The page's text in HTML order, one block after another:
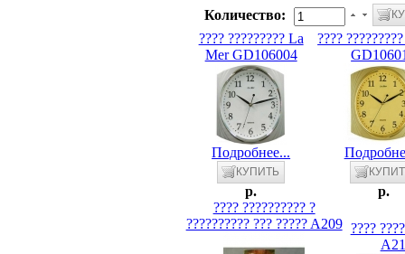
Количество:
???? ????????? La
Mer GD106004
Подробнее...
p.
????
p.
???? ?????????? ?
?????????? ??? ????? A209 ????